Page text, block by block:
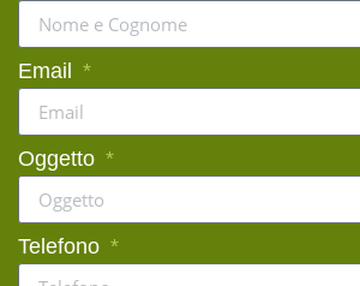
Email
Oggetto
Telefono